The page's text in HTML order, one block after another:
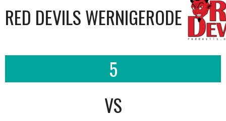
RED DEVILS WERNIGERODE
5
VS